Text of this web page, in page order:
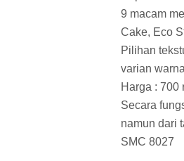
9 macam
Cake, Eco
Pilihan
varian
Harga : 700
Secara
namun dari
SMC 8027